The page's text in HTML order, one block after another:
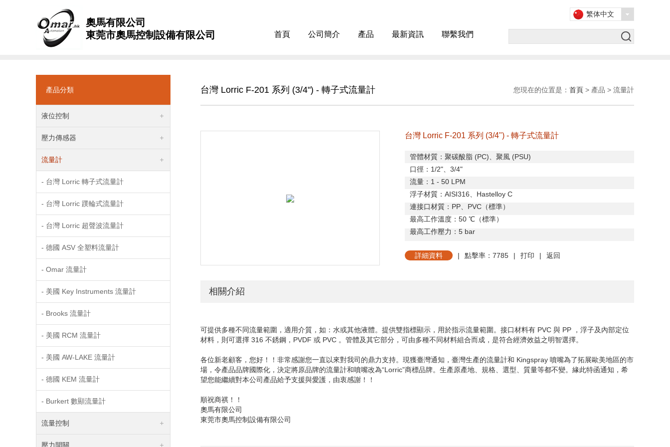
奧馬有限公司
東莞市奧馬控制設備有限公司
首頁 公司簡介 產品 最新資訊 聯繫我們
繁体中文
產品分類
液位控制
壓力傳感器
流量計
- 台灣 Lorric 轉子式流量計
- 台灣 Lorric 蹼輪式流量計
- 台灣 Lorric 超聲波流量計
- 德國 ASV 全塑料流量計
- Omar 流量計
- 美國 Key Instruments 流量計
- Brooks 流量計
- 美國 RCM 流量計
- 美國 AW-LAKE 流量計
- 德國 KEM 流量計
- Burkert 數顯流量計
流量控制
壓力開關
台灣 Lorric F-201 系列 (3/4") - 轉子式流量計 您現在的位置是： 首頁 > 產品 > 流量計
台灣 Lorric F-201 系列 (3/4") - 轉子式流量計
管體材質：聚碳酸脂 (PC) 、聚風 (PSU)
口徑： 1/2"
3/4"
流量： 1 - 50 LPM
浮子材質： AISI316
Hastelloy C
連接口材質： PP PVC （標準）
最高工作溫度： 50 ℃（標準）
最高工作壓力： 5 bar
詳細資料 | 點擊率：7785 | 打印 | 返回
相關介紹
可提供多種不同流量範圍，適用介質，如：水或其他液體。提供雙指標顯示，用於指示流量範圍。接口材料有 PVC 與 PP ，浮子及內部定位
材料，則可選擇 316 不銹鋼，PVDF 或 PVC 。管體及其它部分，可由多種不同材料組合而成，是符合經濟效益之明智選擇。
各位新老顧客，您好！！非常感謝您一直以來對我司的鼎力支持。現獲臺灣通知，臺灣生產的流量計和 Kingspray 噴嘴為了拓展歐美地區的市
場，令產品品牌國際化，決定將原品牌的流量計和噴嘴改為“Lorric”商標品牌。生產原產地、規格、選型、質量等都不變。緣此特函通知，希
望您能繼續對本公司產品給予支援與愛護，由衷感謝！！
順祝商祺！！
奧馬有限公司
東莞市奧馬控制設備有限公司